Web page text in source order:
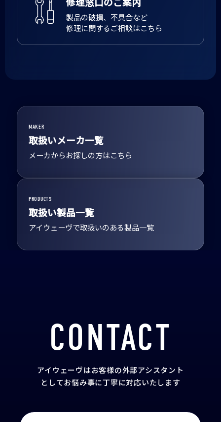
製品の破損、不具合など
修理に関するご相談はこちら
MAKER
取扱いメーカ一覧
メーカからお探しの方はこちら
PRODUCTS
取扱い製品一覧
アイウェーヴで取扱いのある製品一覧
CONTACT
アイウェーヴはお客様の外部アシスタント
としてお悩み事に丁寧に対応いたします